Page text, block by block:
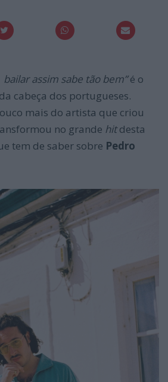
assim sabe tão bem”é o
cabeça dos portugueses.
mais do artista que criou
no grande hitdesta
tem de saber sobre Pedro